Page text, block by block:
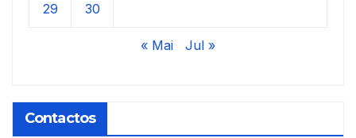
29 30
« Mai Jul »
Contactos